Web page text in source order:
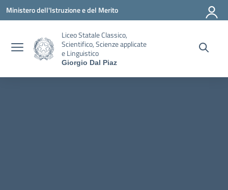
Ministero dell'Istruzione e del Merito
Liceo Statale Classico,
Scientifico, Scienze applicate
e Linguistico
Giorgio Dal Piaz